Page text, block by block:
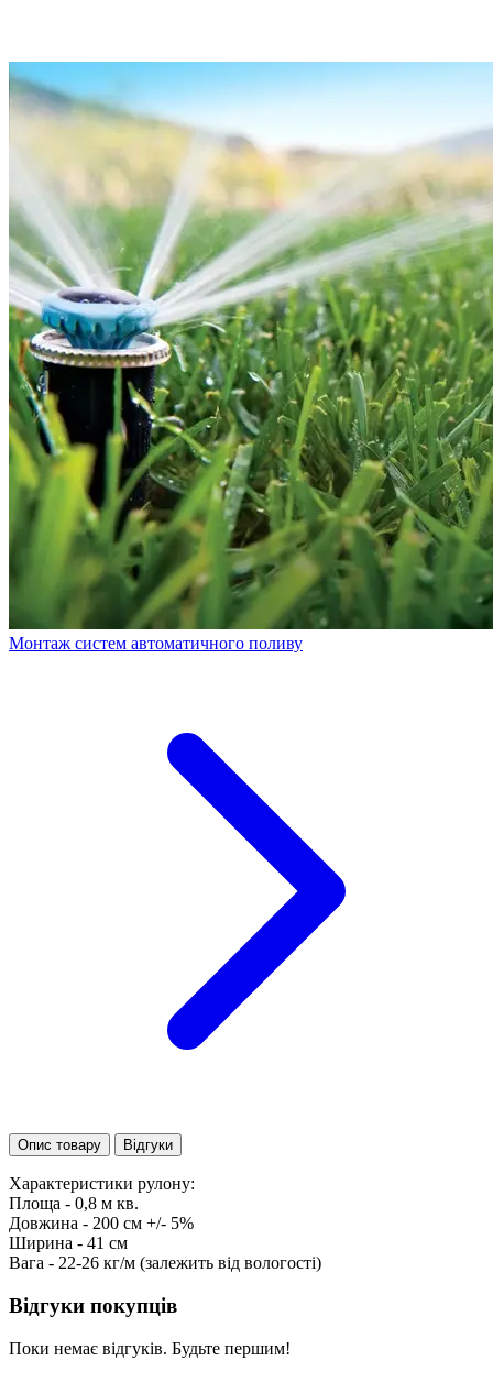
Монтаж систем автоматичного поливу
Опис товару Відгуки
Характеристики рулону:
Площа - 0,8 м кв.
Довжина - 200 см +/- 5%
Ширина - 41 см
Вага - 22-26 кг/м (залежить від вологості)
Відгуки покупців
Поки немає відгуків. Будьте першим!